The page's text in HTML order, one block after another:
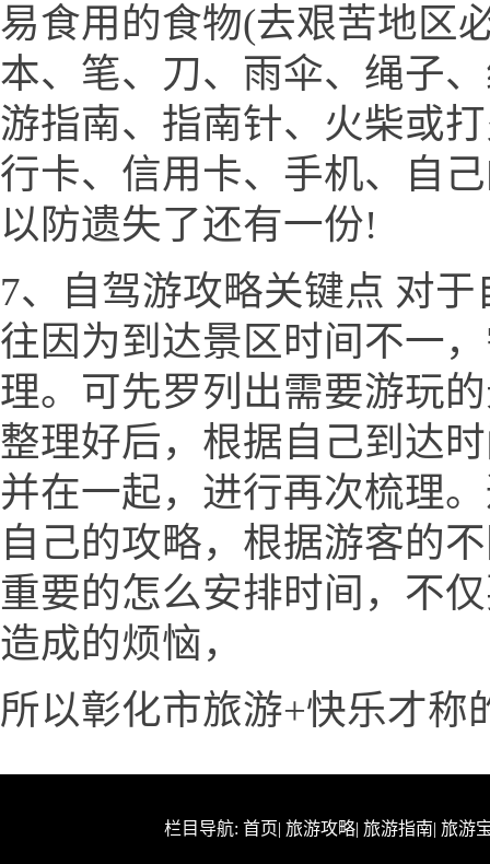
易食用的食物(去艰苦地区
本、笔、刀、雨伞、绳子
游指南、指南针、火柴或
行卡、信用卡、手机、自
以防遗失了还有一份!
7、自驾游攻略关键点 对
往因为到达景区时间不一
理。可先罗列出需要游玩
整理好后，根据自己到达
并在一起，进行再次梳理
自己的攻略，根据游客的
重要的怎么安排时间，不
造成的烦恼，
所以彰化市旅游+快乐才称
栏目导航: 首页| 旅游攻略| 旅游指南| 旅游